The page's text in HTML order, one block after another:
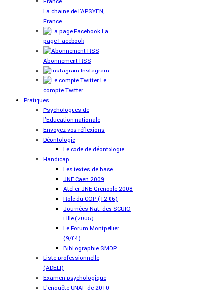
La chaine de l'APSYEN,
France
La
page Facebook
Abonnement RSS
Instagram
Le
compte Twitter
Pratiques
Psychologues de
l'Education nationale
Envoyez vos réflexions
Déontologie
Le code de déontologie
Handicap
Les textes de base
JNE Caen 2009
Atelier JNE Grenoble 2008
Role du COP (12-06)
Journées Nat. des SCUIO
Lille (2005)
Le Forum Montpellier
(9/04)
Bibliographie SMOP
Liste professionnelle
(ADELI)
Examen psychologique
L'enquête UNAF de 2010